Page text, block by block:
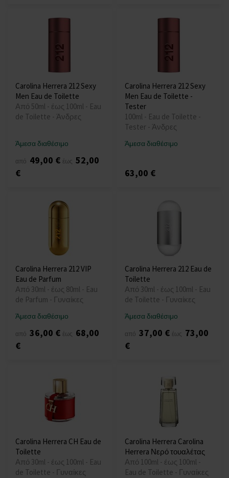
Carolina Herrera 212 Sexy
Men Eau de Toilette
Από 50ml - έως 100ml - Eau
de Toilette - Άνδρες
Άμεσα διαθέσιμο
από 49,00 € έως 52,00
€
Carolina Herrera 212 Sexy
Men Eau de Toilette -
Tester
100ml - Eau de Toilette -
Tester - Άνδρες
Άμεσα διαθέσιμο
63,00 €
Carolina Herrera 212 VIP
Eau de Parfum
Από 30ml - έως 80ml - Eau
de Parfum - Γυναίκες
Άμεσα διαθέσιμο
από 36,00 € έως 68,00
€
Carolina Herrera 212 Eau de
Toilette
Από 30ml - έως 100ml - Eau
de Toilette - Γυναίκες
Άμεσα διαθέσιμο
από 37,00 € έως 73,00
€
Carolina Herrera CH Eau de
Toilette
Από 30ml - έως 100ml - Eau
de Toilette - Γυναίκες
Carolina Herrera Carolina
Herrera Νερό τουαλέτας
Από 100ml - έως 100ml -
Eau de Toilette - Γυναίκες